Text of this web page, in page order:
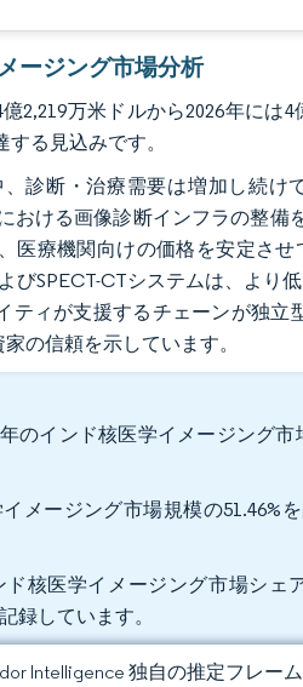
ージング市場分析
2,219万米ドルから2026年には
る見込みです。
診断・治療需要は増加し続け
おける画像診断インフラの整
医療機関向けの価格を安定さ
びSPECT-CTシステムは、より
ィが支援するチェーンが独立
の信頼を示しています。
のインド核医学イメージング市
メージング市場規模の51.46%
核医学イメージング市場シェ
録しています。
Intelligence 独自の推定フレー